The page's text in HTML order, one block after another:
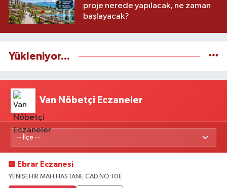
proje nerede yapılacak, ne zaman
başlayacak?
Yükleniyor...
Van Nöbetçi Eczaneler
Ebrar Eczanesi
YENİŞEHİR MAH.HASTANE CAD.NO:10E